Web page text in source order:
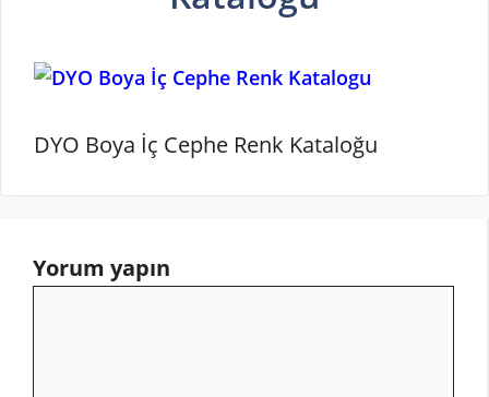
DYO Boya İç Cephe Renk Kataloğu
Yorum yapın